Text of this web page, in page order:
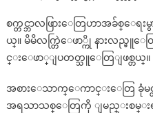
စက္တင္ဘာလဖြားေတြဟာအခ်စ္ေရး
ယ္။ မိမိလက္တြဲေဖာ္ကို နားလည္မူ
င္းေဖာ္ျပတတ္သူေတြျဖစ္တယ္။
အစားေသာက္ေကာင္းေတြ ခုံမင္
အရသာသစ္ေတြကို ျမည္းစမ္း